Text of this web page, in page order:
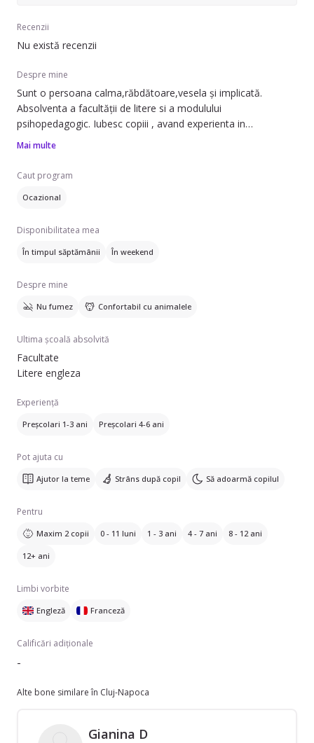
Recenzii
Nu există recenzii
Despre mine
Sunt o persoana calma,răbdătoare,vesela și implicată.
Absolventa a facultății de litere si a modulului
psihopedagogic. Iubesc copiii , avand experienta in
voluntariat.
Mai multe
Caut program
Ocazional
Disponibilitatea mea
În timpul săptămânii În weekend
Despre mine
Nu fumez Confortabil cu animalele
Ultima școală absolvită
Facultate
Litere engleza
Experiență
Preșcolari 1-3 ani Preșcolari 4-6 ani
Pot ajuta cu
Ajutor la teme Strâns după copil Să adoarmă copilul
Pentru
Maxim 2 copii 0 - 11 luni 1 - 3 ani 4 - 7 ani 8 - 12 ani
12+ ani
Limbi vorbite
Engleză Franceză
Calificări adiționale
-
Alte bone similare în Cluj-Napoca
Gianina D